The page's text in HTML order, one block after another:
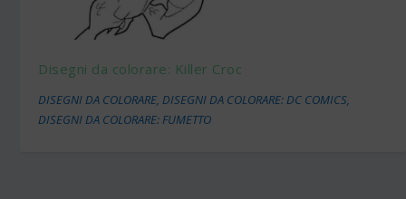
Disegni da colorare: Killer Croc
DISEGNI DA COLORARE,DISEGNI DA COLORARE: DC COMICS,
DISEGNI DA COLORARE: FUMETTO